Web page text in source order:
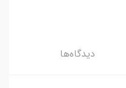
دیدگاه‌ها